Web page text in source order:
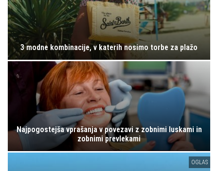
3 modne kombinacije, v katerih nosimo torbe za plažo
Najpogostejša vprašanja v povezavi z zobnimi luskami in
zobnimi prevlekami
OGLAS